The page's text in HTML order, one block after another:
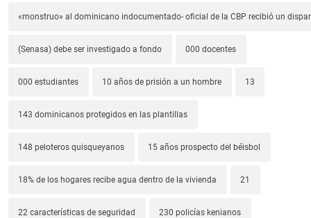
«monstruo» al dominicano indocumentado- oficial de la CBP recibió un
(Senasa) debe ser investigado a fondo 000 docentes
000 estudiantes 10 años de prisión a un hombre 13
143 dominicanos protegidos en las plantillas
148 peloteros quisqueyanos 15 años prospecto del béisbol
18% de los hogares recibe agua dentro de la vivienda 21
22 características de seguridad 230 policías kenianos